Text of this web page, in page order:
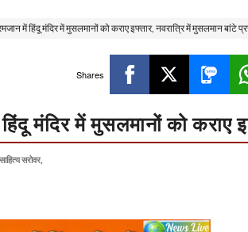
में हिंदू मंदिर में मुसलमानों को कराए इफ्तार, नवरात्रि में मुसलमान बांटे
Shares
मंदिर में मुसलमानों को कराए
साहित्य सरोवर,